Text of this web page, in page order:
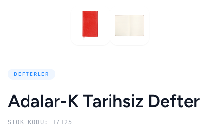
DEFTERLER
Adalar-K Tarihsiz Defter
STOK KODU: 17125